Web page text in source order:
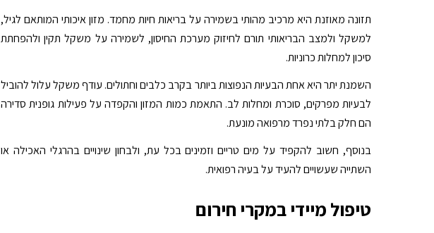
תזונה מאוזנת היא מרכיב מהותי בשמירה על בריאות חיות מחמד. מזון איכותי המותאם לגיל,
למשקל ולמצב הבריאותי תורם לחיזוק מערכת החיסון, לשמירה על משקל תקין ולהפחתת
סיכון למחלות כרוניות.
השמנת יתר היא אחת הבעיות הנפוצות ביותר בקרב כלבים וחתולים. עודף משקל עלול להוביל
לבעיות מפרקים, סוכרת ומחלות לב. התאמת כמות המזון והקפדה על פעילות גופנית סדירה
הם חלק בלתי נפרד מרפואה מונעת.
בנוסף, חשוב להקפיד על מים טריים וזמינים בכל עת, ולבחון שינויים בהרגלי האכילה או
השתייה שעשויים להעיד על בעיה רפואית.
טיפול מיידי במקרי חירום